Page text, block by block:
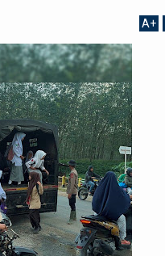
A+